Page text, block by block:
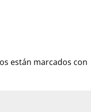
están marcados con